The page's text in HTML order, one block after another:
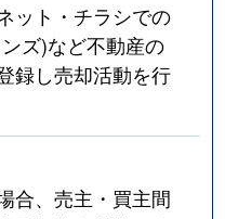
ット・チラシでの
ズ)など不動産の
録し売却活動を行
合、売主・買主間